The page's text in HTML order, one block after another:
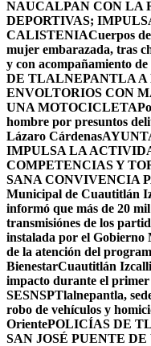
NAUCALPAN CON LA
DEPORTIVAS;
CALISTENIACuerpos
mujer embarazada, tras
y con acompañamiento
DE TLALNEPANTLA A
ENVOLTORIOS CON
UNA MOTOCICLETA
hombre por presuntos
Lázaro Cárdenas
IMPULSA LA
COMPETENCIAS Y
SANA CONVIVENCIA
Municipal de Cuautitlán
informó que más de 20
transmisiónes de los
instalada por el Gobierno
de la atención del
BienestarCuautitlán
impacto durante el primer
SESNSPTlalnepantla,
robo de vehículos y
OrientePOLICÍAS DE
SAN JOSÉ PUENTE